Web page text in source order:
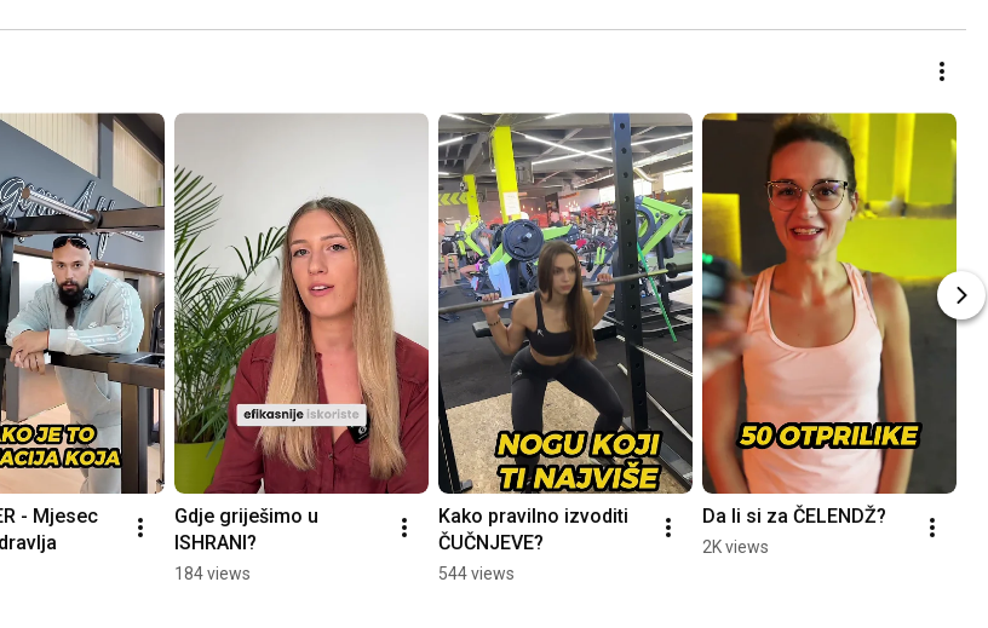
- Mjesec
Gdje griješimo u
ISHRANI?
184 views
Kako pravilno izvoditi
ČUČNJEVE?
544 views
Da li si za ČELENDŽ?
2K views